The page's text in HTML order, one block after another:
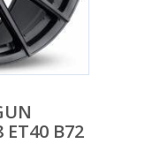
ET40 B72